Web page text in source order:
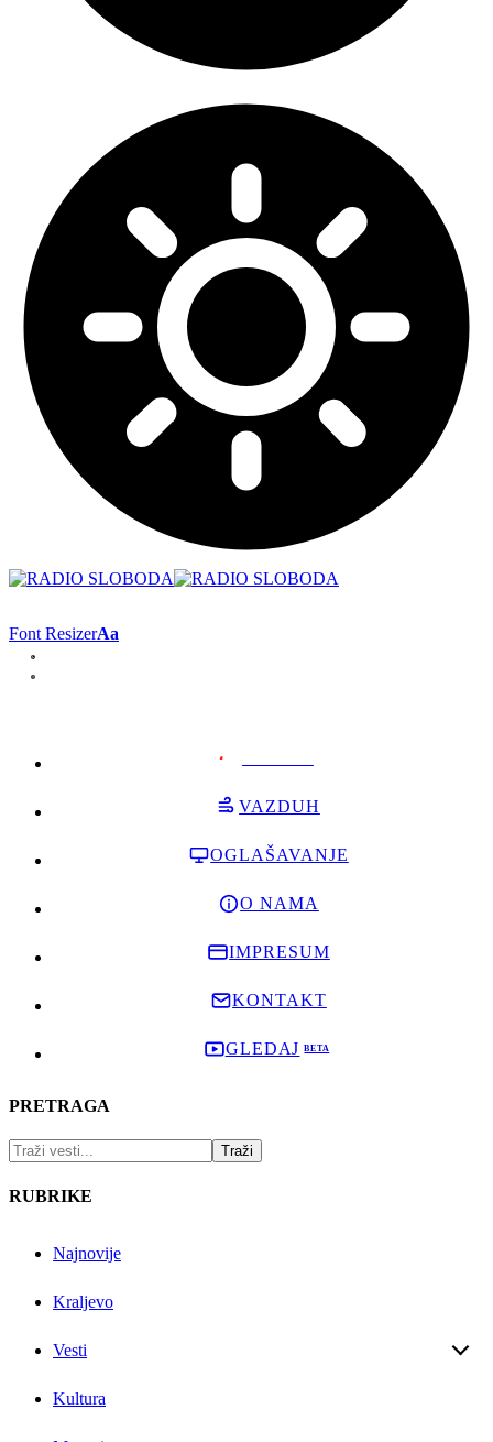
Font ResizerAa
VAZDUH
OGLAŠAVANJE
O NAMA
IMPRESUM
KONTAKT
GLEDAJ
PRETRAGA
RUBRIKE
Najnovije
Kraljevo
Vesti
Kultura